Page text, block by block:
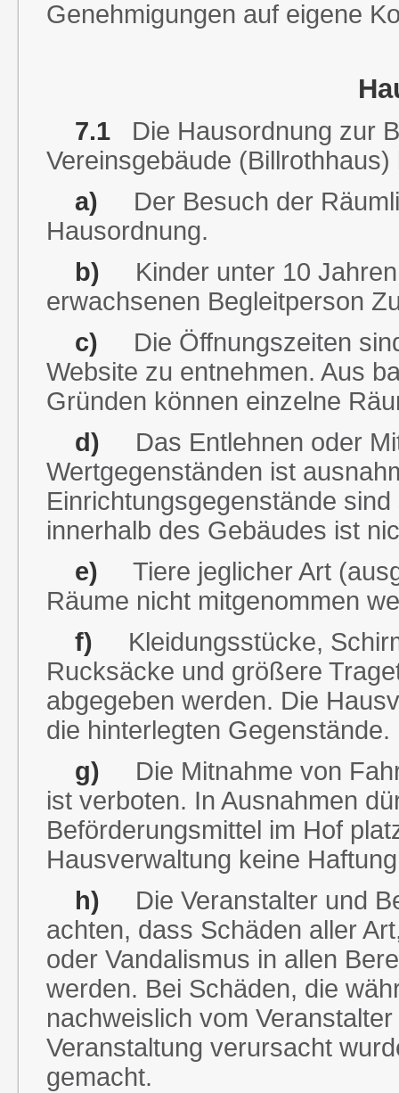
Genehmigungen auf eigene
7.1
Die Hausordnung zur
Vereinsgebäude
a)
Der Besuch der
Hausordnung.
b) Kinder unter 10 Jahren
erwachsenen Begleitperson
c)
Die Öffnungszeiten
Website zu entnehmen. Aus
Gründen können einzelne
d) Das Entlehnen oder
Wertgegenständen ist
Einrichtungsgegenstände
innerhalb des Gebäudes ist
e)
Tiere jeglicher Art
Räume nicht mitgenommen
f) Kleidungsstücke,
Rucksäcke und größere
abgegeben werden. Die
die hinterlegten Gegenstände.
g) Die Mitnahme von
ist verboten. In Ausnahmen
Beförderungsmittel im Hof
Hausverwaltung keine
h) Die Veranstalter und
achten, dass Schäden aller
oder Vandalismus in allen
werden. Bei Schäden, die
nachweislich vom
Veranstaltung verursacht
gemacht.